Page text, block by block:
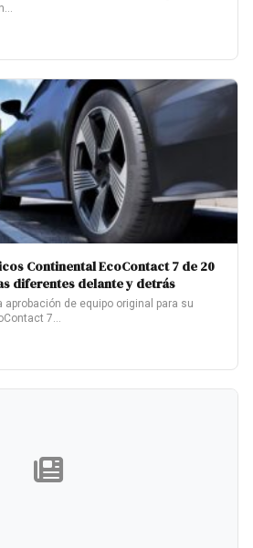
Continental EcoContact 7 de 20
diferentes delante y detrás
de equipo original para su
7…